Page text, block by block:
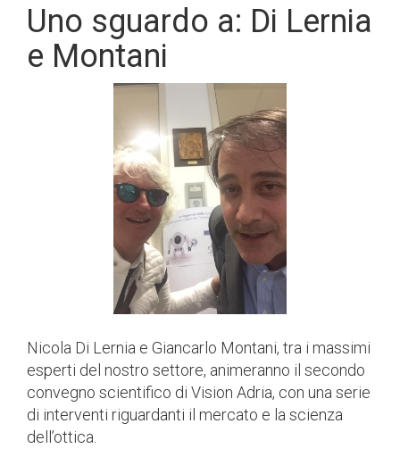
Uno sguardo a: Di Lernia
e Montani
Nicola Di Lernia e Giancarlo Montani, tra i massimi
esperti del nostro settore, animeranno il secondo
convegno scientifico di Vision Adria, con una serie
di interventi riguardanti il mercato e la scienza
dell’ottica.